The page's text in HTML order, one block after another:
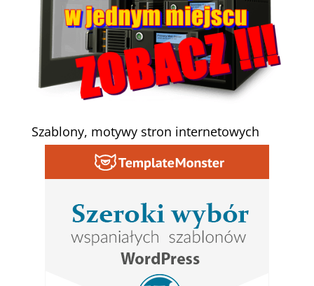
Szablony, motywy stron internetowych